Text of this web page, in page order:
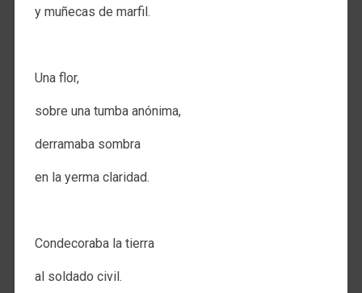
y muñecas de marfil.
Una flor,
sobre una tumba anónima,
derramaba sombra
en la yerma claridad.
Condecoraba la tierra
al soldado civil.